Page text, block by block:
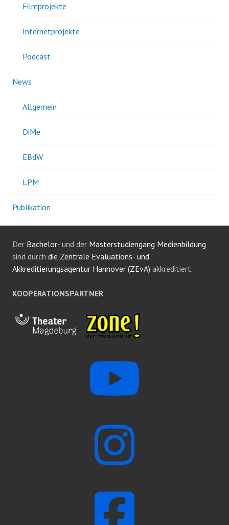
Filmprojekte
Internetprojekte
Podcast
News
Allgemein
DiMe
EBdW
LPM
Publikation
Der Bachelor- und der Masterstudiengang Medienbildung
sind durch die Zentrale Evaluations- und
Akkreditierungsagentur Hannover (ZEvA) akkreditiert.
KOOPERATIONSPARTNER